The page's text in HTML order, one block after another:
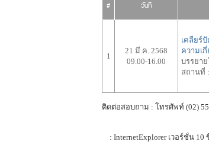
# วันที่
1
21 มี.ค. 2568
09.00-16.00
เคลียร์
ความเ
บรรยา
สถานที่ :
ติดต่อสอบถาม : โทรศัพท์ (02)
: InternetExplorer เวอร์ชั่น 10